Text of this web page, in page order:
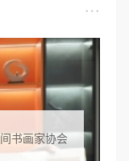
书画家协会